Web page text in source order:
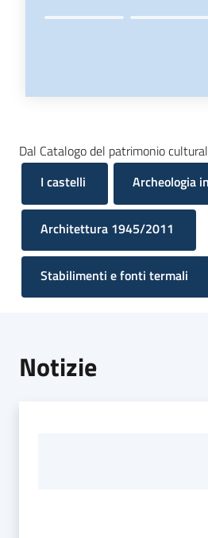
Dal Catalogo del patrimonio
I castelli
Archeologia
Architettura 1945/2011
Stabilimenti e fonti termali
Notizie